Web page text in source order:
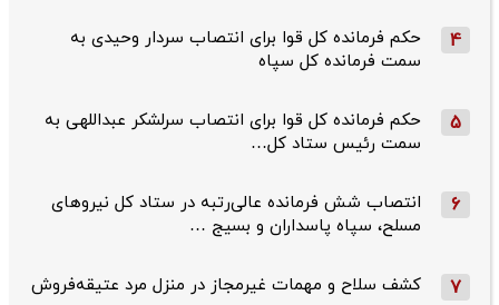
4
حکم فرمانده کل قوا برای انتصاب سردار وحیدی به
سمت فرمانده کل سپاه
5
حکم فرمانده کل قوا برای انتصاب سرلشکر عبداللهی به
سمت رئیس ستاد کل…
6
انتصاب شش فرمانده عالی‌رتبه در ستاد کل نیروهای
مسلح، سپاه پاسداران و بسیج …
7 کشف سلاح و مهمات غیرمجاز در منزل مرد عتیقه‌فروش